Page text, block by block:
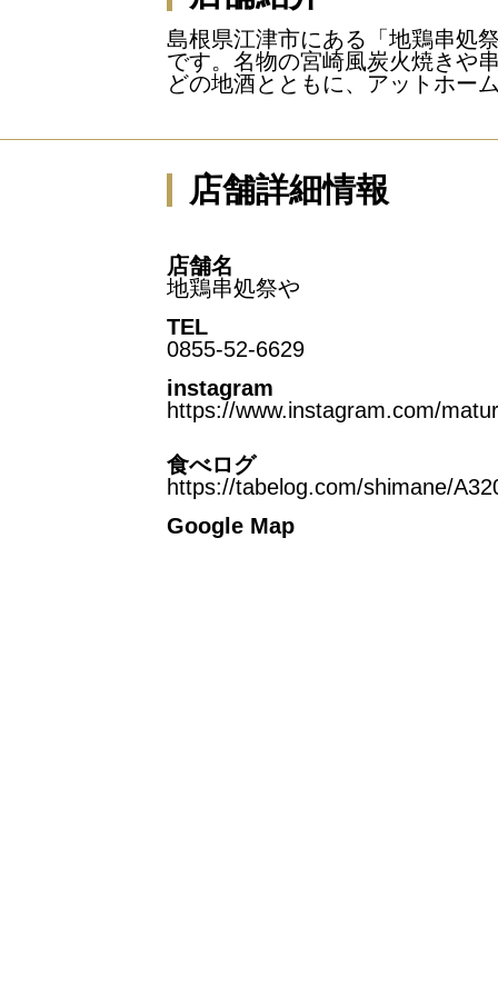
島根県江津市にある「地鶏串処
です。名物の宮崎風炭火焼きや
どの地酒とともに、アットホー
店舗詳細情報
店舗名
地鶏串処祭や
TEL
0855-52-6629
instagram
https://www.instagram.com/
食べログ
https://tabelog.com/shimane/
Google Map